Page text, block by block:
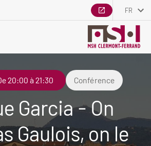
FR
20:00 à 21:30 Conférence
Garcia - On
Gaulois, on le